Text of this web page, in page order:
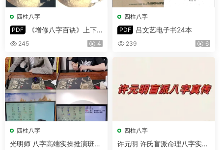
四柱八字
PDF
《增修八字百诀》上下
册 PDF 共532页
245 4
四柱八字
PDF
吕文艺电子书24本
239 6
四柱八字
光明师 八字高端实操推演班婚
四柱八字
许元明 许氏盲派命理八字实操